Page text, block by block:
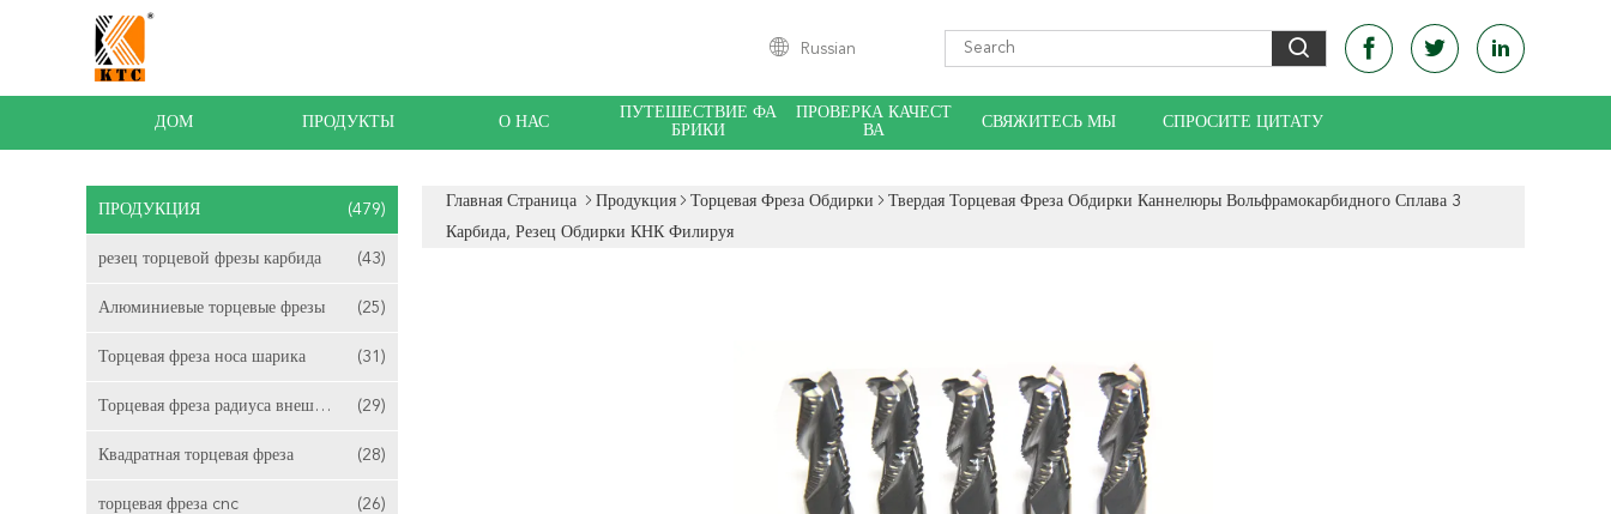
Russian
ДОМ ПРОДУКТЫ О НАС
ПУТЕШЕСТВИЕ ФА
БРИКИ
ПРОВЕРКА КАЧЕСТ
ВА
СВЯЖИТЕСЬ МЫ СПРОСИТЕ ЦИТАТУ
ПРОДУКЦИЯ (479)
резец торцевой фрезы карбида (43)
Алюминиевые торцевые фрезы (25)
Торцевая фреза носа шарика (31)
Торцевая фреза радиуса внешнего закругления (29)
Квадратная торцевая фреза (28)
торцевая фреза cnc (26)
Главная Страница Продукция Торцевая Фреза Обдирки
Твердая Торцевая Фреза Обдирки Каннелюры Вольфрамокарбидного Сплава 3
Карбида, Резец Обдирки КНК Филируя